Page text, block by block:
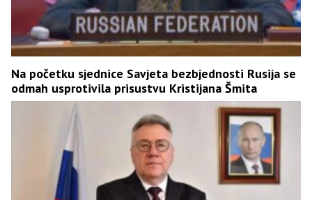
Na početku sjednice Savjeta bezbjednosti Rusija se
odmah usprotivila prisustvu Kristijana Šmita